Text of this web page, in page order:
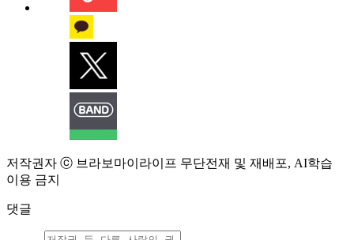
저작권자 ⓒ 브라보마이라이프 무단전재 및 재배포, AI학습
이용 금지
댓글